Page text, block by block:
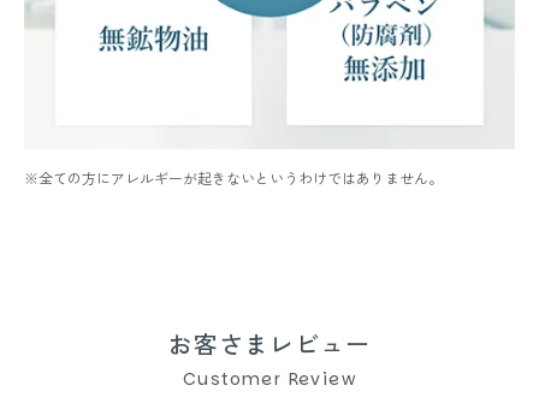
※全ての方にアレルギーが起きないというわけではありません。
お客さまレビュー
Customer Review